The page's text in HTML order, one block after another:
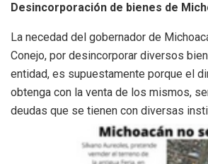
Desincorporación de bienes de
La necedad del gobernador de
Conejo, por desincorporar diversos
entidad, es supuestamente porque el
obtenga con la venta de los mismos,
deudas que se tienen con diversas